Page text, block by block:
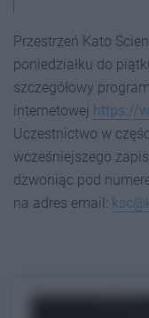
Przestrzeń Kato
poniedziałku do
szczegółowy
internetowej https://
Uczestnictwo w
wcześniejszego
dzwoniąc pod
na adres email: